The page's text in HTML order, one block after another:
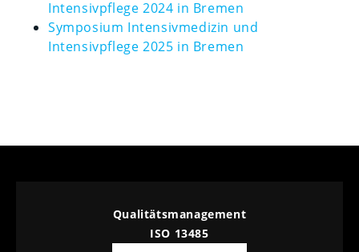
Intensivpflege 2024 in Bremen
Symposium Intensivmedizin und
Intensivpflege 2025 in Bremen
Qualitätsmanagement
ISO 13485